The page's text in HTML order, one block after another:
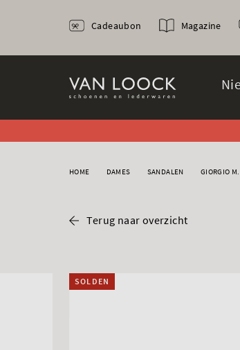
Cadeaubon Magazine
HOME DAMES SANDALEN GIORGIO M.
Terug naar overzicht
SOLDEN